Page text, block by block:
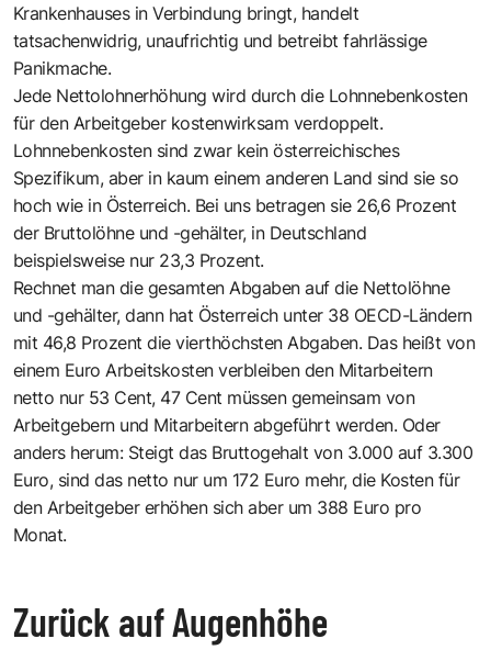
Krankenhauses in Verbindung bringt, handelt
tatsachenwidrig, unaufrichtig und betreibt fahrlässige
Panikmache.
Jede Nettolohnerhöhung wird durch die Lohnnebenkosten
für den Arbeitgeber kostenwirksam verdoppelt.
Lohnnebenkosten sind zwar kein österreichisches
Spezifikum, aber in kaum einem anderen Land sind sie so
hoch wie in Österreich. Bei uns betragen sie 26,6 Prozent
der Bruttolöhne und -gehälter, in Deutschland
beispielsweise nur 23,3 Prozent.
Rechnet man die gesamten Abgaben auf die Nettolöhne
und -gehälter, dann hat Österreich unter 38 OECD-Ländern
mit 46,8 Prozent die vierthöchsten Abgaben. Das heißt von
einem Euro Arbeitskosten verbleiben den Mitarbeitern
netto nur 53 Cent, 47 Cent müssen gemeinsam von
Arbeitgebern und Mitarbeitern abgeführt werden. Oder
anders herum: Steigt das Bruttogehalt von 3.000 auf 3.300
Euro, sind das netto nur um 172 Euro mehr, die Kosten für
den Arbeitgeber erhöhen sich aber um 388 Euro pro
Monat.
Zurück auf Augenhöhe